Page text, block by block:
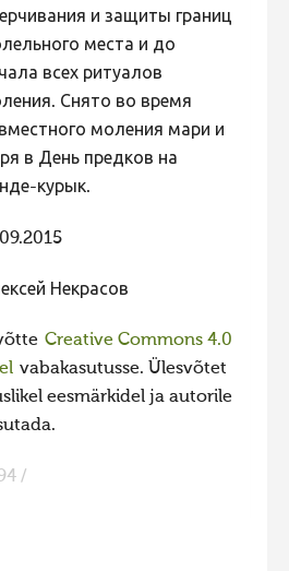
2008
и защиты границ
места и до
всех ритуалов
Снято во время
моления мари и
в День предков на
курык.
Некрасов
Creative Commons 4.0
vabakasutusse. Ülesvõtet
eesmärkidel ja autorile
/